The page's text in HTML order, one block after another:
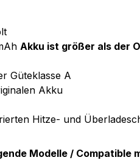
Akku ist größer als der
Güteklasse A
Akku
Hitze- und
Modelle / Compatible